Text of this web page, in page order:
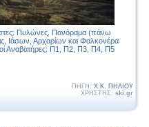
Πυλώνες, Πανόραμα (πάνω
Ιάσων, Αρχαρίων και Φαλκονέρα
Αναβατήρες: Π1, Π2, Π3, Π4, Π5
ΠΗΓΗ: Χ.Κ. ΠΗΛΙΟΥ
ΧΡΗΣΤΗΣ: ski.gr